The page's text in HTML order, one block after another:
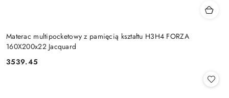
Materac multipocketowy z pamięcią kształtu H3H4 FORZA
160X200x22 Jacquard
Cena:
3539.45